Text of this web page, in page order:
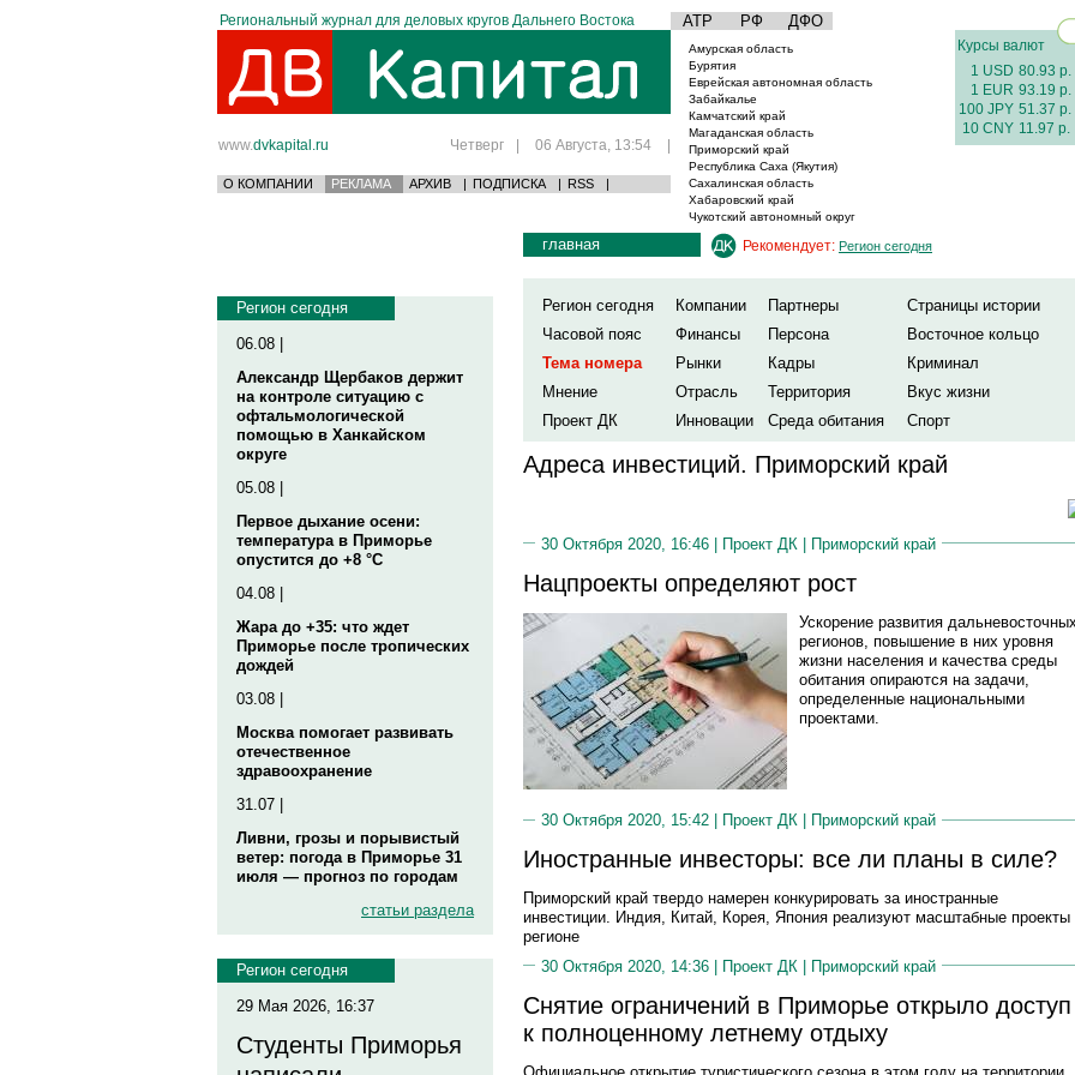
Региональный журнал для деловых кругов Дальнего Востока АТР РФ ДФО
www.dvkapital.ru Четверг | 06 Августа, 13:54 |
О КОМПАНИИ РЕКЛАМА АРХИВ | ПОДПИСКА | RSS |
Амурская область
Бурятия
Еврейская автономная область
Забайкалье
Камчатский край
Магаданская область
Приморский край
Республика Саха (Якутия)
Сахалинская область
Хабаровский край
Чукотский автономный округ
Курсы валют
1 USD 80.93 р.
1 EUR 93.19 р.
100 JPY 51.37 р.
10 CNY 11.97 р.
Регион сегодня
06.08 |
Александр Щербаков держит
на контроле ситуацию с
офтальмологической
помощью в Ханкайском
округе
05.08 |
Первое дыхание осени:
температура в Приморье
опустится до +8 °C
04.08 |
Жара до +35: что ждет
Приморье после тропических
дождей
03.08 |
Москва помогает развивать
отечественное
здравоохранение
31.07 |
Ливни, грозы и порывистый
ветер: погода в Приморье 31
июля — прогноз по городам
статьи раздела
Регион сегодня
29 Мая 2026, 16:37
Студенты Приморья
главная Рекомендует: Регион сегодня
Регион сегодня Компании Партнеры
Страницы истории
Часовой пояс
Финансы Персона
Восточное кольцо
Тема номера
Рынки Кадры
Криминал
Мнение
Отрасль Территория
Вкус жизни
Проект ДК
Инновации Среда обитания Спорт
Адреса инвестиций. Приморский край
30 Октября 2020, 16:46 | Проект ДК | Приморский край
Нацпроекты определяют рост
Ускорение развития
регионов, повышение в них уровня
жизни населения и качества среды
обитания опираются на задачи,
определенные национальными
проектами.
30 Октября 2020, 15:42 | Проект ДК Приморский край
Иностранные инвесторы: все ли планы в силе?
Приморский край твердо намерен конкурировать за иностранные
инвестиции. Индия, Китай, Корея, Япония реализуют масштабные проекты
регионе
30 Октября 2020, 14:36 | Проект ДК | Приморский край
Снятие ограничений в Приморье открыло доступ
к полноценному летнему отдыху
Официальное открытие туристического сезона в этом году на территории